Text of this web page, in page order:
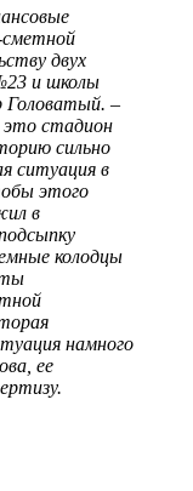
сметной
двух
и школы
Головатый. –
стадион
сильно
ситуация в
этого
в
колодцы
намного
ее